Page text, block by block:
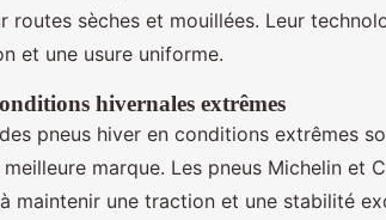
routes sèches et mouillées. Leur
et une usure uniforme.
hivernales extrêmes
pneus hiver en conditions extrêmes
marque. Les pneus Michelin et
maintenir une traction et une stabilité